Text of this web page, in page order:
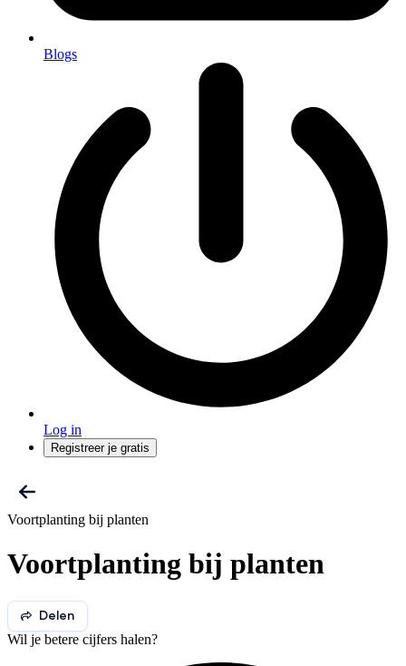
Blogs
Log in
Registreer je gratis
Voortplanting bij planten
Voortplanting bij planten
Delen
Wil je betere cijfers halen?